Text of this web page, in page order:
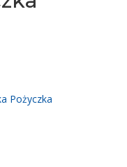
Pożyczka